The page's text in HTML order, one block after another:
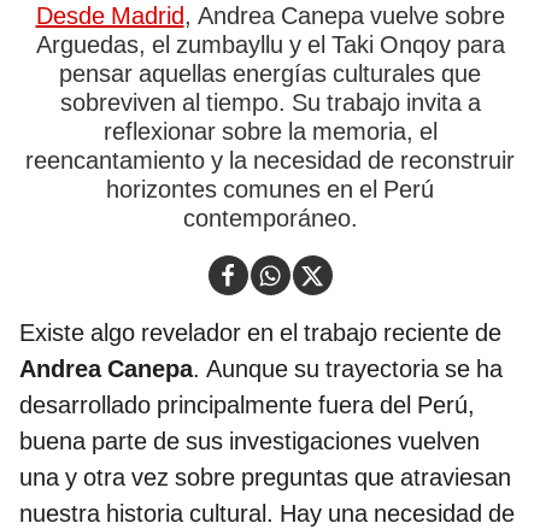
Desde Madrid, Andrea Canepa vuelve sobre
Arguedas, el zumbayllu y el Taki Onqoy para
pensar aquellas energías culturales que
sobreviven al tiempo. Su trabajo invita a
reflexionar sobre la memoria, el
reencantamiento y la necesidad de reconstruir
horizontes comunes en el Perú
contemporáneo.
Existe algo revelador en el trabajo reciente de
Andrea Canepa. Aunque su trayectoria se ha
desarrollado principalmente fuera del Perú,
buena parte de sus investigaciones vuelven
una y otra vez sobre preguntas que atraviesan
nuestra historia cultural. Hay una necesidad de